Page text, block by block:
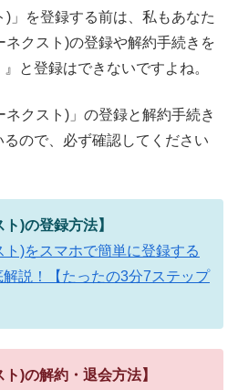
)」を登録する前は、私もあなた
ネクスト)の登録や解約手続きを
と登録はできないですよね。
クスト)」の登録と解約手続き
ので、必ず確認してください
)の登録方法】
ト)をスマホで簡単に登録する
説！【たったの3分7ステップ
)の解約・退会方法】